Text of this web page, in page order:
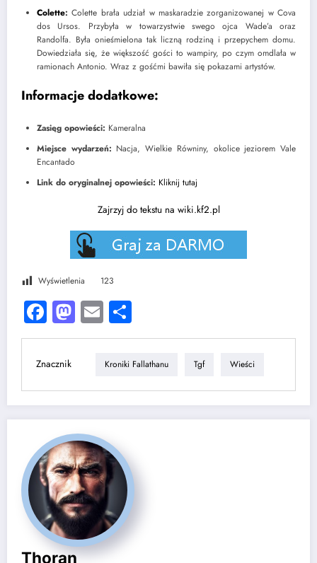
Colette: Colette brała udział w maskaradzie zorganizowanej w Cova
dos Ursos. Przybyła w towarzystwie swego ojca Wade’a oraz
Randolfa. Była onieśmielona tak liczną rodziną i przepychem domu.
Dowiedziała się, że większość gości to wampiry, po czym omdlała w
ramionach Antonio. Wraz z gośćmi bawiła się pokazami artystów.
Informacje dodatkowe:
Zasięg opowieści: Kameralna
Miejsce wydarzeń: Nacja, Wielkie Równiny, okolice jeziorem Vale
Encantado
Link do oryginalnej opowieści: Kliknij tutaj
Zajrzyj do tekstu na wiki.kf2.pl
Wyświetlenia 123
Facebook
Mastodon
Email
Znacznik Kroniki Fallathanu Tgf Wieści
Thoran